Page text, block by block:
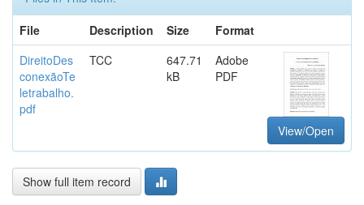
File
Description Size
Format
DireitoDes
conexãoTe
letrabalho.
pdf
TCC
647.71
kB
Adobe
PDF
View/Open
Show full item record